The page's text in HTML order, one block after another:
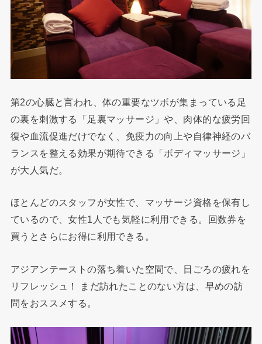
第2の心臓と言われ、体の重要なツボが集まっている足
の裏を刺激する「足裏マッサージ」や、肉体的な疲労回
復や血流促進だけでなく、免疫力の向上や自律神経のバ
ランスを整える効果が期待できる「ボディマッサージ」
が大人気だ。
ほとんどのスタッフが女性で、マッサージ資格を保有し
ているので、女性1人でも気軽に利用できる。回数券を
買うとさらにお得に利用できる。
アジアンテーストの落ち着いた空間で、日ごろの疲れを
リフレッシュ！ まだ訪れたことのない方は、早めの訪
問をおススメする。